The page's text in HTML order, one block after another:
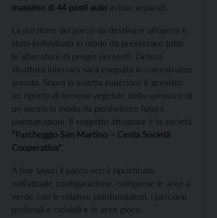
massimo di 44 posti auto in box separati.
La porzione del parco da destinare all’opera è
stata individuata in modo da preservare tutte
le alberature di pregio presenti. L’intera
struttura interrata sarà eseguita in calcestruzzo
armato. Sopra la soletta superiore è previsto
un riporto di terreno vegetale dello spessore di
un metro in modo da permettere future
piantumazioni. Il soggetto attuatore è la società
“Parcheggio San Martino – Centa Società
Cooperativa”.
A fine lavori il parco verrà ripristinato
nell’attuale configurazione, comprese le aree a
verde con le relative piantumazioni, i percorsi
pedonali e ciclabili e le aree gioco.